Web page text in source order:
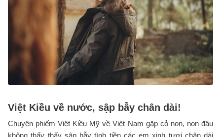
Việt Kiều về nước, sập bẫy chân dài!
Chuyện phiếm Việt Kiều Mỹ về Việt Nam gặp cỏ non, non đâu